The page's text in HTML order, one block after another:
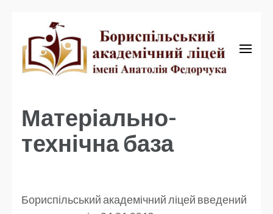
академічний ліцей
Матеріально-
технічна база
Бориспільський академічний ліцей введений